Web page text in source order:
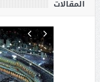
المقالات